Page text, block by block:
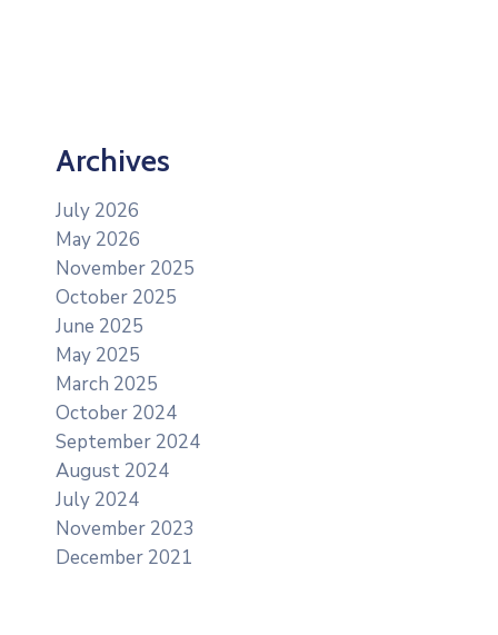
Archives
July 2026
May 2026
November 2025
October 2025
June 2025
May 2025
March 2025
October 2024
September 2024
August 2024
July 2024
November 2023
December 2021